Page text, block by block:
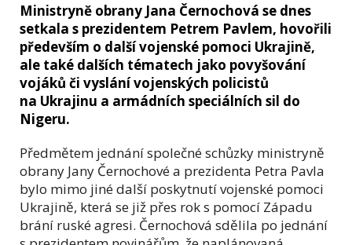
Ministryně obrany Jana Černochová se dnes
setkala s prezidentem Petrem Pavlem, hovořili
především o další vojenské pomoci Ukrajině,
ale také dalších tématech jako povyšování
vojáků či vyslání vojenských policistů
na Ukrajinu a armádních speciálních sil do
Nigeru.
Předmětem jednání společné schůzky ministryně
obrany Jany Černochové a prezidenta Petra Pavla
bylo mimo jiné další poskytnutí vojenské pomoci
Ukrajině, která se již přes rok s pomocí Západu
brání ruské agresi. Černochová sdělila po jednání